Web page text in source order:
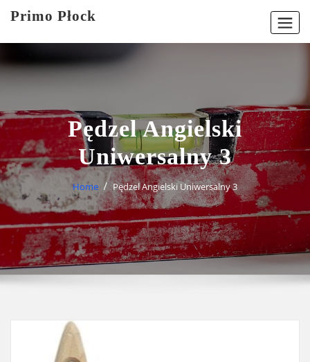
Primo Płock
Pędzel Angielski
Uniwersalny 3
Home Pędzel Angielski Uniwersalny 3